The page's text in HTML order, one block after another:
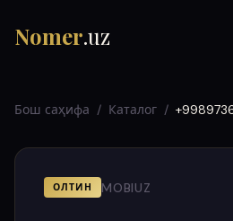
Nomer.uz
Бош саҳифа / Каталог /
ОЛТИН MOBIUZ